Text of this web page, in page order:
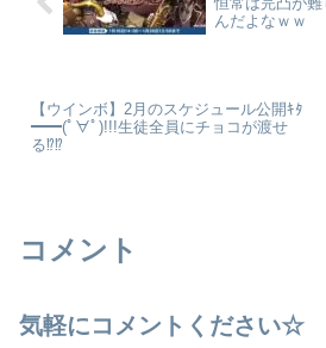
んだよなｗｗ
【ウインボ】2月のスケジュール公開ｷﾀ
━━(ﾟ∀ﾟ)!!!生徒全員にチョコが渡せ
る⁉⁉
コメント
気軽にコメントください☆